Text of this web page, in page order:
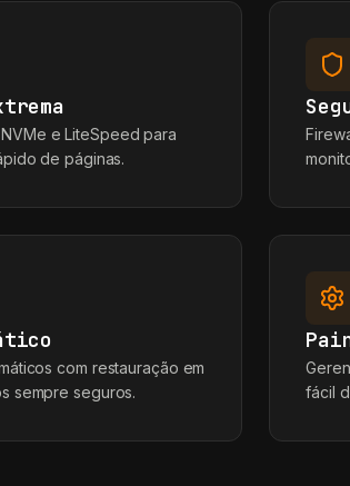
e LiteSpeed para
de páginas.
com restauração em
sempre seguros.
fácil